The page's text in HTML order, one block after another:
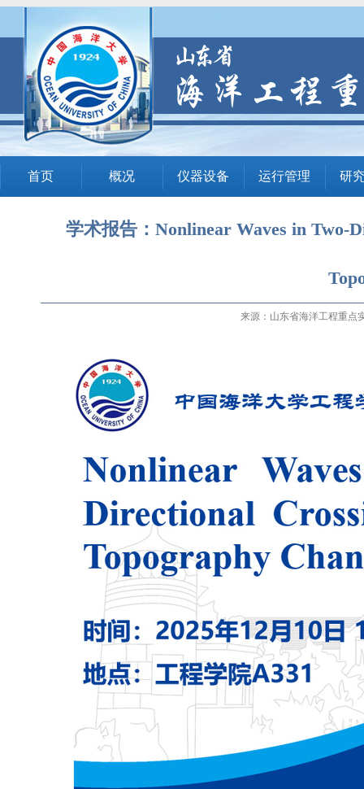
首页 概况 仪器设备 运行管理 研
学术报告：Nonlinear Waves in Two-
来源：山东省海洋工程重点